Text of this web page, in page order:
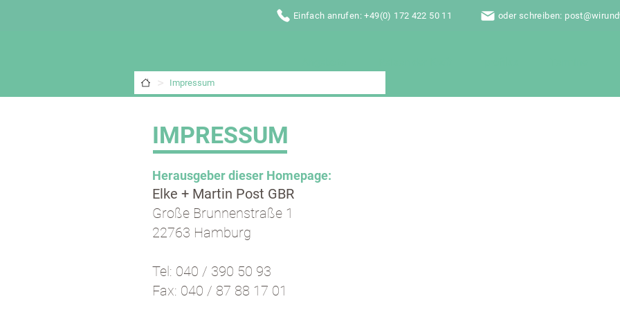
Einfach anrufen: +49(0) 172 422 50 11 oder schreiben:
> Impressum
IMPRESSUM
Herausgeber dieser Homepage:
Elke + Martin Post GBR
Große Brunnenstraße 1
22763 Hamburg
Tel: 040 / 390 50 93
Fax: 040 / 87 88 17 01